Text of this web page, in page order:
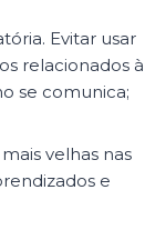
Evitar usar
relacionados à
se comunica;
velhas nas
e